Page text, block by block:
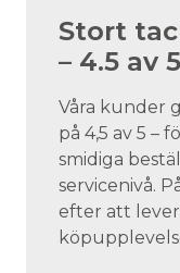
Stort
– 4.5 av
Våra kunder
på 4,5 av 5 –
smidiga
servicenivå.
efter att